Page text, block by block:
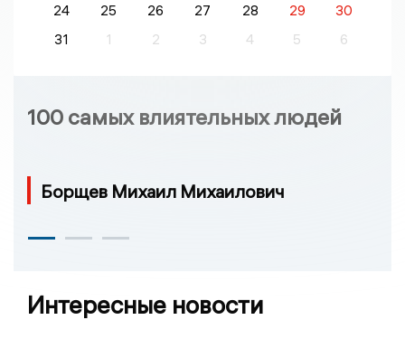
24
25 26 27 28 29
30
31
1 2 3 4 5 6
100 самых влиятельных людей
Борщев Михаил Михаилович
Интересные новости